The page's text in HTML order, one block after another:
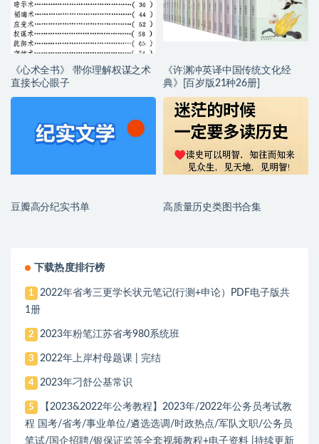
《心术全书》 带你理解权谋之术
直接长心眼子
《许渊冲英译中国传统文化经
典》[百岁版21种26册]
豆瓣高分纪实书单 高质量历史类图书合集
下载热度排行榜
1
2022年省考三更学长状元笔记(行测+申论）PDF电子版共
1册
2 2023年粉笔江苏省考980系统班
3 2022年上岸村母题课 | 完结
4 2023年刁舒公基常识
5
【2023&2022年公考教程】2023年/2022年公务员考试教
程 国考/省考/事业单位/遴选选调/时政热点/军队文职/公务员
笔试/国企招聘/银保证监等全套视频教程+电子资料 |持续更新